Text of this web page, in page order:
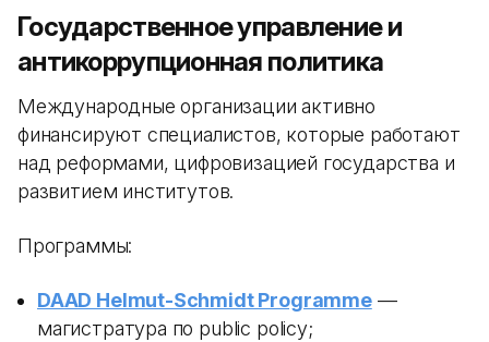
Государственное управление и
антикоррупционная политика
Международные организации активно
финансируют специалистов, которые работают
над реформами, цифровизацией государства и
развитием институтов.
Программы:
DAAD Helmut-Schmidt Programme—
магистратура по public policy;